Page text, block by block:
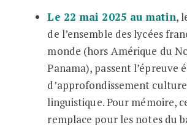
Le 22 mai 2025 au matin,
de l’ensemble des lycées
monde (hors Amérique du
Panama), passent l’épreuve
d’approfondissement
linguistique. Pour mémoire,
remplace pour les notes du